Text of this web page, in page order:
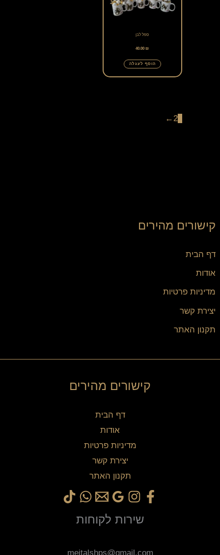
קישורים מהירים
דף הבית
אודות
מדיניות פרטיות
יצירת קשר
תקנון האתר
ספל לבן
40.00₪
הוסף לעגלה
1
2
←
קישורים מהירים
דף הבית
אודות
מדיניות פרטיות
יצירת קשר
תקנון האתר
שירות לקוחות
meitalshps@gmail.com